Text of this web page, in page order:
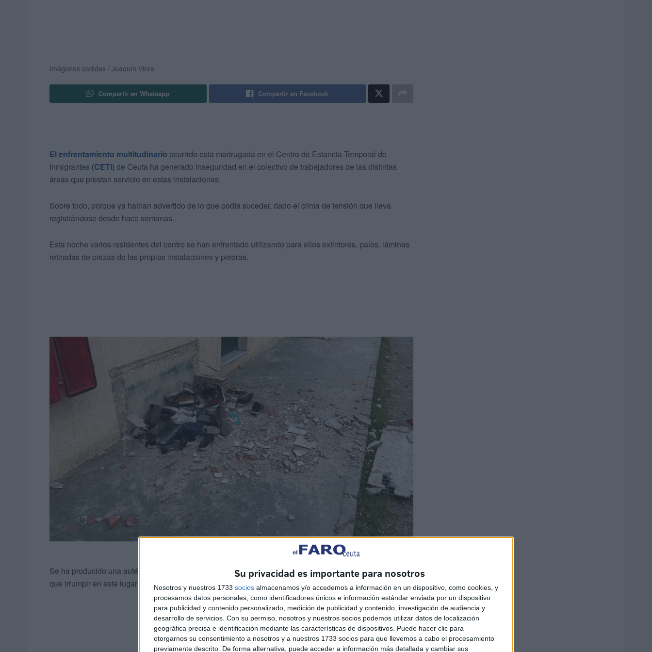
Su privacidad es importante para nosotros
Nosotros y nuestros 1733 socios almacenamos y/o accedemos a información en un dispositivo, como cookies, y
procesamos datos personales, como identificadores únicos e información estándar enviada por un dispositivo
para publicidad y contenido personalizado, medición de publicidad y contenido, investigación de audiencia y
desarrollo de servicios. Con su permiso, nosotros y nuestros socios podemos utilizar datos de localización
geográfica precisa e identificación mediante las características de dispositivos. Puede hacer clic para
otorgarnos su consentimiento a nosotros y a nuestros 1733 socios para que llevemos a cabo el procesamiento
previamente descrito. De forma alternativa, puede acceder a información más detallada y cambiar sus
Imágenes cedidas / Joaquín Viera
Compartir en Whatsapp Compartir en Facebook
El enfrentamiento multitudinario ocurrido esta madrugada en el Centro de Estancia Temporal de
Inmigrantes (CETI)de Ceuta ha generado inseguridad en el colectivo de trabajadores de las distintas
áreas que prestan servicio en estas instalaciones.
Sobre todo, porque ya habían advertido de lo que podía suceder, dado el clima de tensión que lleva
registrándose desde hace semanas.
Esta noche varios residentes del centro se han enfrentado utilizando para ellos extintores, palos, láminas
retiradas de piezas de las propias instalaciones y piedras.
Se ha producido una auténtica batalla campal que se ha descontrolado, llevando a quela Policía tuviera
que irrumpir en este lugar que sirve de acogida temporal para quienes llegan hasta Ceuta.